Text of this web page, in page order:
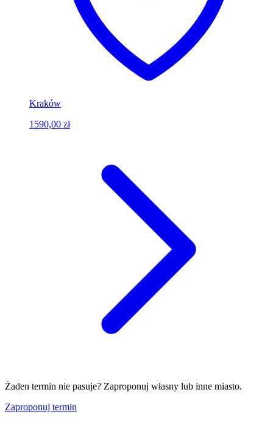
Kraków
1590,00 zł
Żaden termin nie pasuje? Zaproponuj własny lub inne miasto.
Zaproponuj termin